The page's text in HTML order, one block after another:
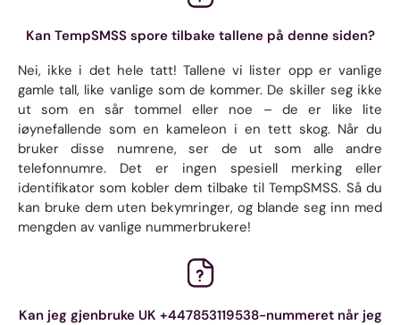
Kan TempSMSS spore tilbake tallene på denne siden?
Nei, ikke i det hele tatt! Tallene vi lister opp er vanlige
gamle tall, like vanlige som de kommer. De skiller seg ikke
ut som en sår tommel eller noe – de er like lite
iøynefallende som en kameleon i en tett skog. Når du
bruker disse numrene, ser de ut som alle andre
telefonnumre. Det er ingen spesiell merking eller
identifikator som kobler dem tilbake til TempSMSS. Så du
kan bruke dem uten bekymringer, og blande seg inn med
mengden av vanlige nummerbrukere!
Kan jeg gjenbruke UK +447853119538-nummeret når jeg